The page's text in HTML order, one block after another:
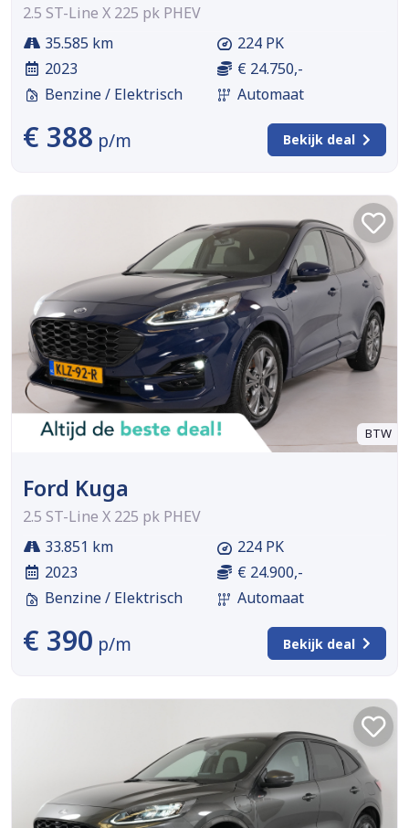
2.5 ST-Line X 225 pk PHEV
35.585 km
2023
Benzine / Elektrisch
224 PK
€ 24.750,-
Automaat
€ 388 p/m Bekijk deal
BTW
Ford Kuga
2.5 ST-Line X 225 pk PHEV
33.851 km
2023
Benzine / Elektrisch
224 PK
€ 24.900,-
Automaat
€ 390 p/m Bekijk deal